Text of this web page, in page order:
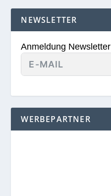
NEWSLETTER
Anmeldung Newsletter
WERBEPARTNER